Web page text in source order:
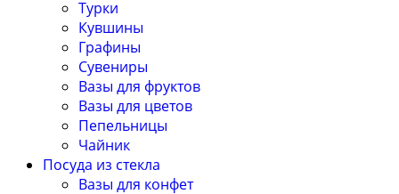
Турки
Кувшины
Графины
Сувениры
Вазы для фруктов
Вазы для цветов
Пепельницы
Чайник
Посуда из стекла
Вазы для конфет